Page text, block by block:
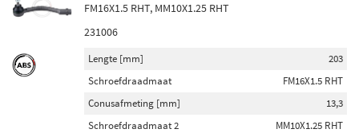
FM16X1.5 RHT, MM10X1.25 RHT
231006
Lengte [mm]
203
Schroefdraadmaat
FM16X1.5 RHT
Conusafmeting [mm]
13,3
Schroefdraadmaat 2
MM10X1.25 RHT